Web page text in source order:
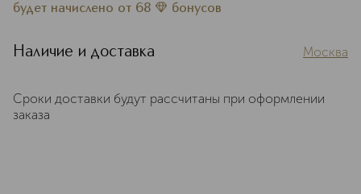
будет начислено от 68 бонусов
Наличие и доставка Москва
Сроки доставки будут рассчитаны при оформлении
заказа